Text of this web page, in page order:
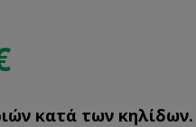
κατά των κηλίδων.